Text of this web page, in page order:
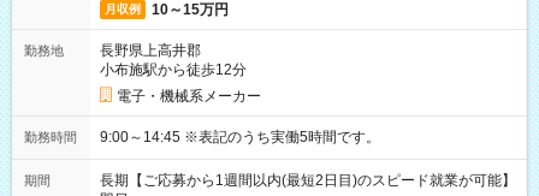
月収例 10～15万円
勤務地
長野県上高井郡
小布施駅から徒歩12分
電子・機械系メーカー
勤務時間 9:00～14:45 ※表記のうち実働5時間です。
期間
長期【ご応募から1週間以内(最短2日目)のスピード就業が可能】